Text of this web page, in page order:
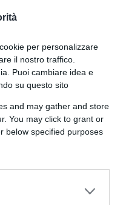
per personalizzare
il nostro traffico.
Puoi cambiare idea e
su questo sito
and may gather and store
You may click to grant or
below specified purposes
4.7k
e